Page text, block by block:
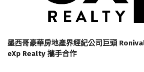
墨西哥豪華房地產界經紀公司巨頭
eXp Realty 攜手合作